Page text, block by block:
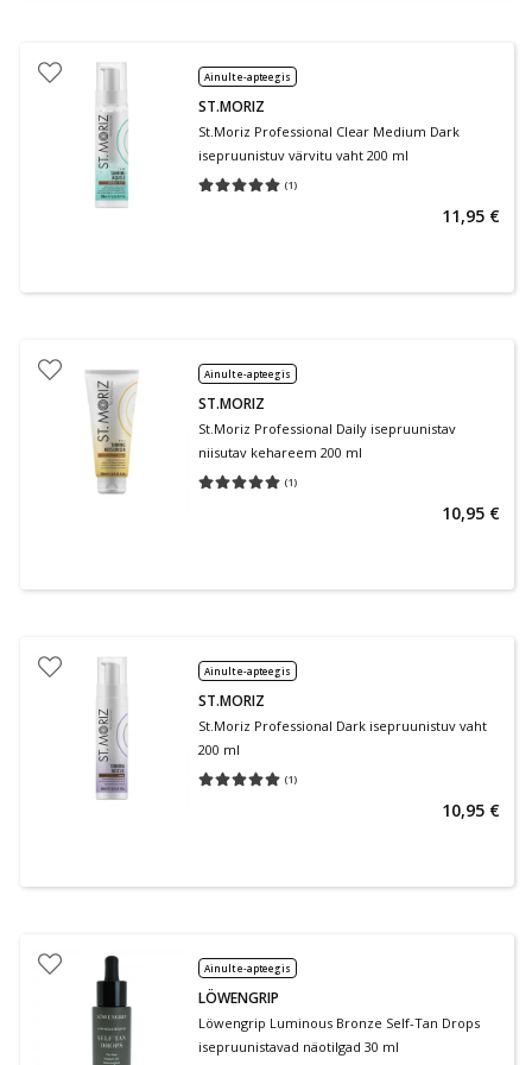
Ainult e-apteegis
ST.MORIZ
St.Moriz Professional Clear Medium Dark
isepruunistuv värvitu vaht 200 ml
(1)
Keskmine hinnang 5.00
11,95 €
Ainult e-apteegis
ST.MORIZ
St.Moriz Professional Daily isepruunistav
niisutav kehareem 200 ml
(1)
Keskmine hinnang 5.00
10,95 €
Ainult e-apteegis
ST.MORIZ
St.Moriz Professional Dark isepruunistuv vaht
200 ml
(1)
Keskmine hinnang 5.00
10,95 €
Ainult e-apteegis
LÖWENGRIP
Löwengrip Luminous Bronze Self-Tan Drops
isepruunistavad näotilgad 30 ml